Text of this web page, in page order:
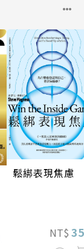
鬆綁表現焦慮
NT$